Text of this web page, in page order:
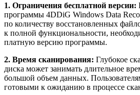
1. Ограничения бесплатной версии:
программы 4DDiG Windows Data
по количеству восстановленных
к полной функциональности,
платную версию программы.
2. Время сканирования: Глубокое
диска может занимать длительное
большой объем данных.
готовыми к ожиданию в процессе